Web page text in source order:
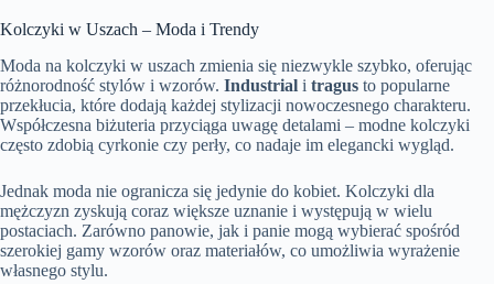
Kolczyki w Uszach – Moda i Trendy
Moda na kolczyki w uszach zmienia się niezwykle szybko, oferując
różnorodność stylów i wzorów. Industrial i tragus to popularne
przekłucia, które dodają każdej stylizacji nowoczesnego charakteru.
Współczesna biżuteria przyciąga uwagę detalami – modne kolczyki
często zdobią cyrkonie czy perły, co nadaje im elegancki wygląd.
Jednak moda nie ogranicza się jedynie do kobiet. Kolczyki dla
mężczyzn zyskują coraz większe uznanie i występują w wielu
postaciach. Zarówno panowie, jak i panie mogą wybierać spośród
szerokiej gamy wzorów oraz materiałów, co umożliwia wyrażenie
własnego stylu.